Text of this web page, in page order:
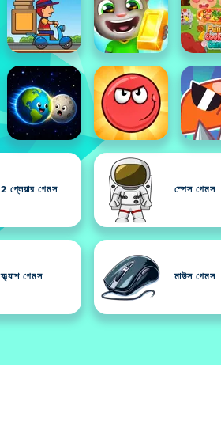
2 প্লেয়ার গেমস স্পেস গেমস
ফ্ল্যাশ গেমস মাউস গেমস